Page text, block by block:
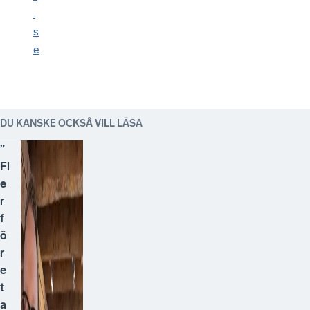
.
s
e
DU KANSKE OCKSÅ VILL LÄSA
”
Fl
e
r
f
ö
r
e
t
a